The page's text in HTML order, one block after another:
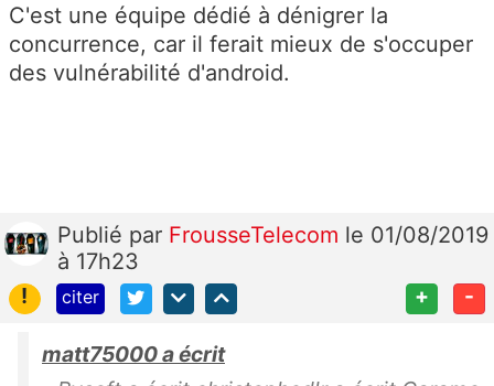
C'est une équipe dédié à dénigrer la
concurrence, car il ferait mieux de s'occuper
des vulnérabilité d'android.
Publié par FrousseTelecom le 01/08/2019
à 17h23
!
citer + -
matt75000 a écrit